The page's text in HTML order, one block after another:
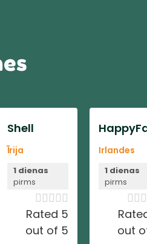
Shell
Īrija
1 dienas
pirms

Rated 5
out of 5
Irlandes
1 dienas
pirms

out